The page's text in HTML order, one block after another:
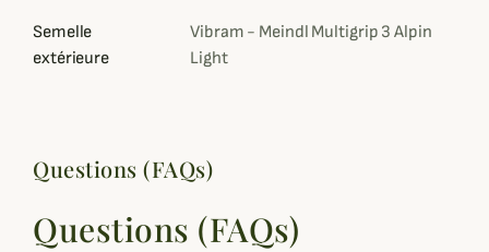
Semelle
extérieure
Vibram - Meindl Multigrip 3 Alpin
Light
Questions (FAQs)
Questions (FAQs)